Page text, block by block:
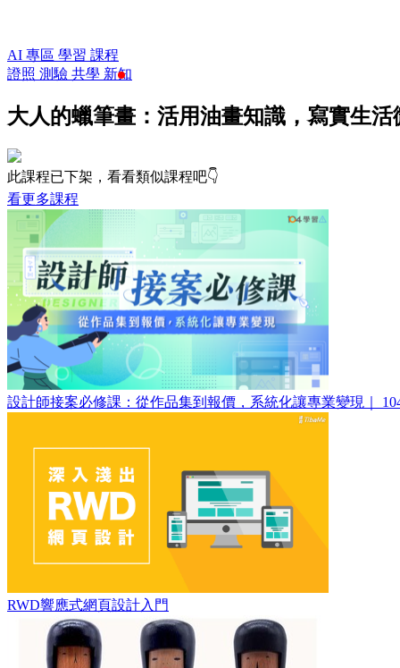
AI 專區 學習 課程
證照 測驗 共學 新知
大人的蠟筆畫：活用油畫知識，寫實生活
此課程已下架，看看類似課程吧👇
看更多課程
設計師接案必修課：從作品集到報價，系統化讓專業變現｜
RWD響應式網頁設計入門